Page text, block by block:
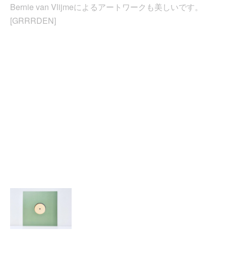
Bernie van Vlijmeによるアートワークも美しいです。
[GRRRDEN]